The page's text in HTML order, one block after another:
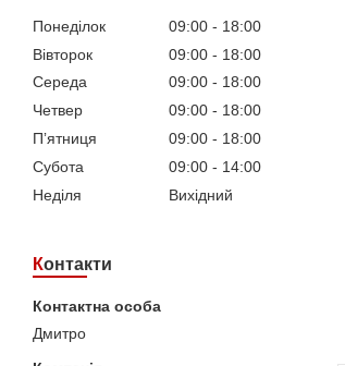
Понеділок 09:00
18:00
Вівторок
09:00
18:00
Середа
09:00
18:00
Четвер
09:00
18:00
Пʼятниця
09:00
18:00
Субота
09:00
14:00
Неділя
Вихідний
Контакти
Дмитро